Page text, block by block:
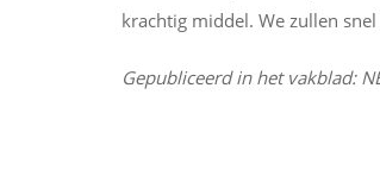
krachtig middel. We zullen
Gepubliceerd in het vakblad: